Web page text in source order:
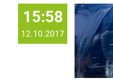
15:58
12.10.2017